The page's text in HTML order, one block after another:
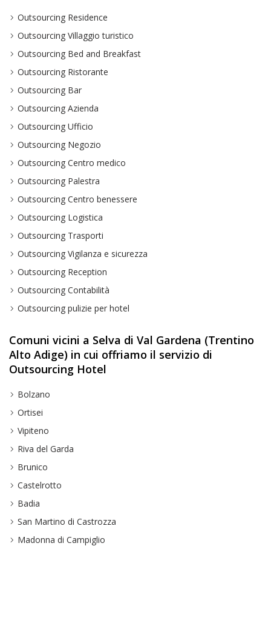
Outsourcing Residence
Outsourcing Villaggio turistico
Outsourcing Bed and Breakfast
Outsourcing Ristorante
Outsourcing Bar
Outsourcing Azienda
Outsourcing Ufficio
Outsourcing Negozio
Outsourcing Centro medico
Outsourcing Palestra
Outsourcing Centro benessere
Outsourcing Logistica
Outsourcing Trasporti
Outsourcing Vigilanza e sicurezza
Outsourcing Reception
Outsourcing Contabilità
Outsourcing pulizie per hotel
Comuni vicini a Selva di Val Gardena (Trentino
Alto Adige) in cui offriamo il servizio di
Outsourcing Hotel
Bolzano
Ortisei
Vipiteno
Riva del Garda
Brunico
Castelrotto
Badia
San Martino di Castrozza
Madonna di Campiglio